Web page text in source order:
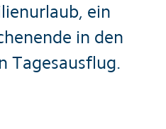
ein
in den
Tagesausflug.